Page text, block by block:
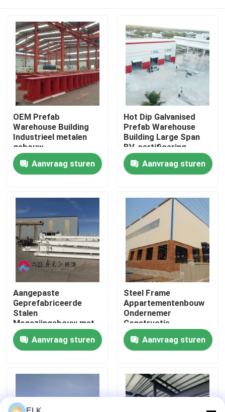
Huis
Producten
Fabriekstocht
Kwaliteitscontrole
Neem contact met ons op
Nieuws
Gevallen
Vraag een offerte
Staalconstructie magazijn
OEM Prefab
Warehouse Building
Industrieel metalen
gebouw
Aanvraag sturen
Hot Dip Galvanised
Prefab Warehouse
Building Large Span
BV-certificering
Aanvraag sturen
Aangepaste
Geprefabriceerde
Stalen
Magazijngebouw met
Sandwichpaneel
Aanvraag sturen
Steel Frame
Appartementenbouw
Ondernemer
Constructie
Warehouse
Aanvraag sturen